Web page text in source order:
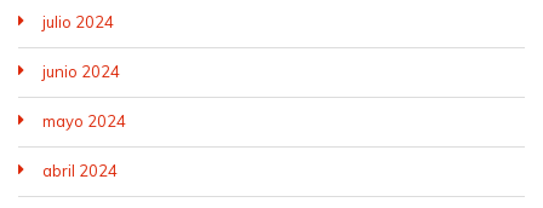
julio 2024
junio 2024
mayo 2024
abril 2024